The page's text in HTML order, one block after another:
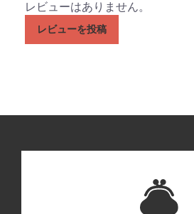
レビューはありません。
レビューを投稿